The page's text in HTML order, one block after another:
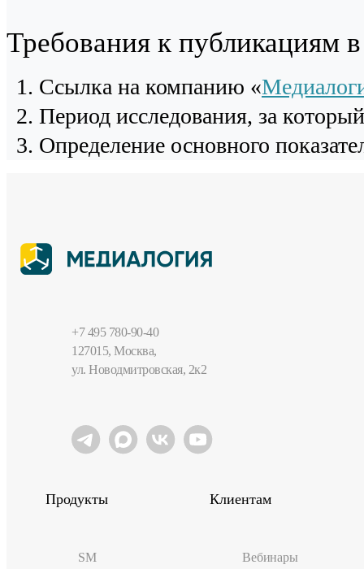
Требования к публикациям
Cсылка на компанию «
Период исследования, за
Определение основного
+7 495 780-90-40
127015, Москва,
ул. Новодмитровская, 2к2
Продукты
SM
Клиентам
Вебинары